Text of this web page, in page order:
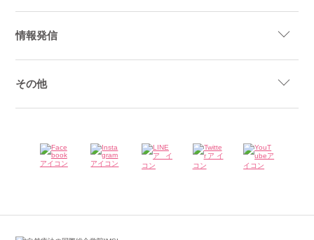
情報発信
その他